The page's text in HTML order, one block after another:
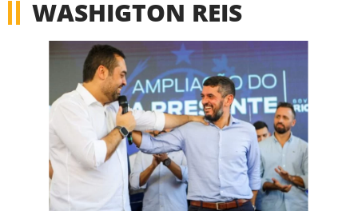
WASHIGTON REIS